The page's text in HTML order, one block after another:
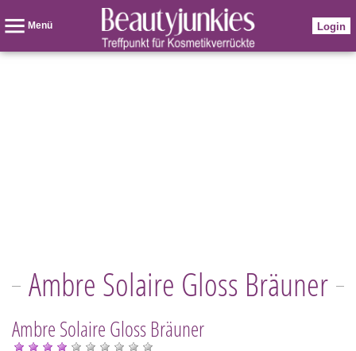
Menü Login
Ambre Solaire Gloss Bräuner
Ambre Solaire Gloss Bräuner